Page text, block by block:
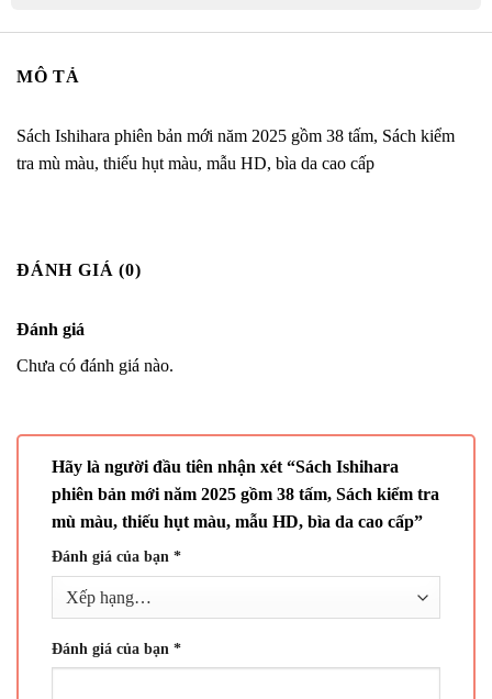
MÔ TẢ
Sách Ishihara phiên bản mới năm 2025 gồm 38 tấm, Sách kiểm
tra mù màu, thiếu hụt màu, mẫu HD, bìa da cao cấp
ĐÁNH GIÁ (0)
Đánh giá
Chưa có đánh giá nào.
Hãy là người đầu tiên nhận xét “Sách Ishihara
phiên bản mới năm 2025 gồm 38 tấm, Sách kiểm tra
mù màu, thiếu hụt màu, mẫu HD, bìa da cao cấp”
Đánh giá của bạn *
Đánh giá của bạn *